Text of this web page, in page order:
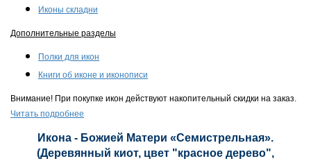
Иконы складни
Дополнительные разделы
Полки для икон
Книги об иконе и иконописи
Внимание! При покупке икон действуют накопительный скидки на заказ.
Читать подробнее
Икона - Божией Матери «Семистрельная».
(Деревянный киот, цвет "красное дерево",